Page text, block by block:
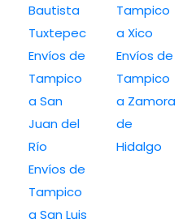
Bautista
Tuxtepec
Envíos de
Tampico
a San
Juan del
Río
Envíos de
Tampico
a San Luis
Tampico
a Xico
Envíos de
Tampico
a Zamora
de
Hidalgo